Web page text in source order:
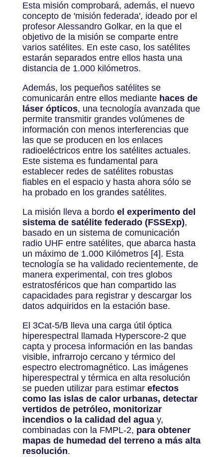
Esta misión comprobará, además, el nuevo
concepto de 'misión federada', ideado por el
profesor Alessandro Golkar, en la que el
objetivo de la misión se comparte entre
varios satélites. En este caso, los satélites
estarán separados entre ellos hasta una
distancia de 1.000 kilómetros.
Además, los pequeños satélites se
comunicarán entre ellos mediantehaces de
láser ópticos, una tecnología avanzada que
permite transmitir grandes volúmenes de
información con menos interferencias que
las que se producen en los enlaces
radioeléctricos entre los satélites actuales.
Este sistema es fundamental para
establecer redes de satélites robustas
fiables en el espacio y hasta ahora sólo se
ha probado en los grandes satélites.
La misión lleva a bordo el experimento del
sistema de satélite federado (FSSExp),
basado en un sistema de comunicación
radio UHF entre satélites, que abarca hasta
un máximo de 1.000 Kilómetros [4]. Esta
tecnología se ha validado recientemente, de
manera experimental, con tres globos
estratosféricos que han compartido las
capacidades para registrar y descargar los
datos adquiridos en la estación base.
El 3Cat-5/B lleva una carga útil óptica
hiperespectral llamada Hyperscore-2 que
capta y procesa información en las bandas
visible, infrarrojo cercano y térmico del
espectro electromagnético. Las imágenes
hiperespectral y térmica en alta resolución
se pueden utilizar para estimar efectos
como las islas de calor urbanas, detectar
vertidos de petróleo, monitorizar
incendios o la calidad del aguay,
combinadas con la FMPL-2, para obtener
mapas de humedad del terreno a más alta
resolución.